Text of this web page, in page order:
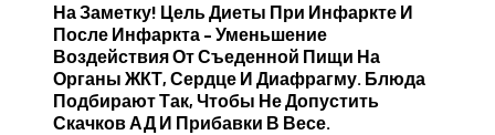
На Заметку! Цель Диеты При Инфаркте И
После Инфаркта – Уменьшение
Воздействия От Съеденной Пищи На
Органы ЖКТ, Сердце И Диафрагму. Блюда
Подбирают Так, Чтобы Не Допустить
Скачков АД И Прибавки В Весе.